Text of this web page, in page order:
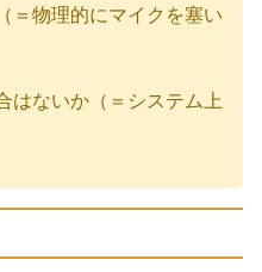
＝物理的にマイクを塞い
ないか（＝システム上